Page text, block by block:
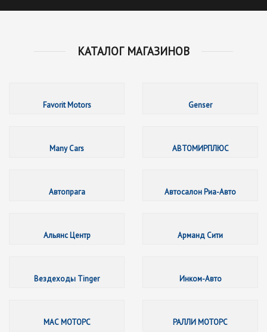
КАТАЛОГ МАГАЗИНОВ
Favorit Motors
Genser
Many Cars
АВТОМИРПЛЮС
Автопрага
Автосалон Риа-Авто
Альянс Центр
Арманд Сити
Вездеходы Tinger
Инком-Авто
МАС МОТОРС
РАЛЛИ МОТОРС